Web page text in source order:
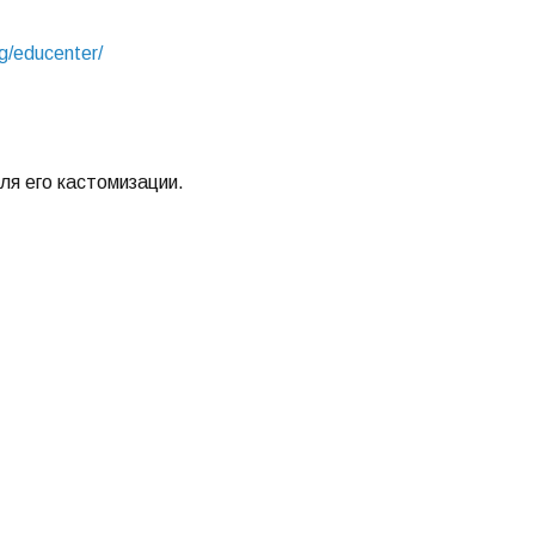
educenter/
его кастомизации.